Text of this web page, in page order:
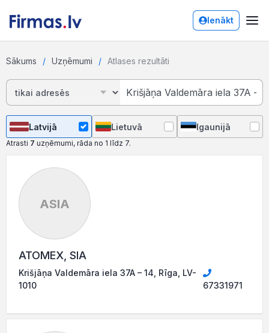
Ienākt
Sākums Uzņēmumi Atlases rezultāti
Latvijā Lietuvā Igaunijā
Atrasti 7 uzņēmumi, rāda no 1 līdz 7.
ASIA
ATOMEX, SIA
Krišjāņa Valdemāra iela 37A – 14, Rīga, LV-
1010
67331971